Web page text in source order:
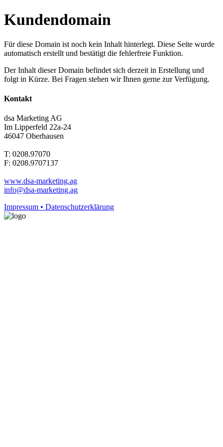
Kundendomain
Für diese Domain ist noch kein Inhalt hinterlegt. Diese Seite wurde
automatisch erstellt und bestätigt die fehlerfreie Funktion.
Der Inhalt dieser Domain befindet sich derzeit in Erstellung und
folgt in Kürze. Bei Fragen stehen wir Ihnen gerne zur Verfügung.
Kontakt
dsa Marketing AG
Im Lipperfeld 22a-24
46047 Oberhausen
T: 0208.97070
F: 0208.9707137
www.dsa-marketing.ag
info@dsa-marketing.ag
Impressum • Datenschutzerklärung